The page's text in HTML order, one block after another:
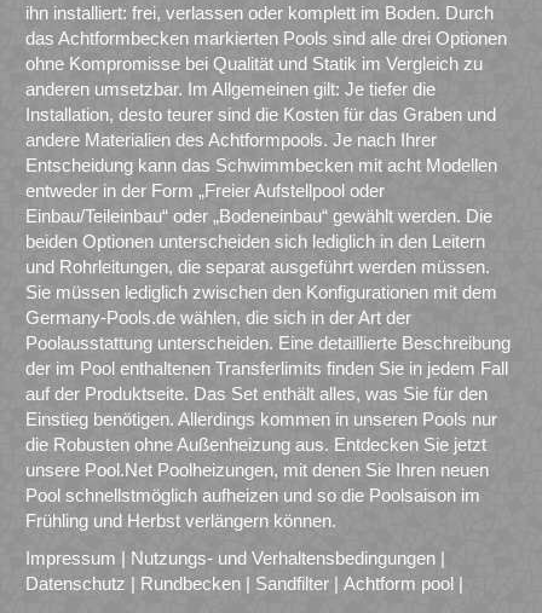
ihn installiert: frei, verlassen oder komplett im Boden. Durch
das Achtformbecken markierten Pools sind alle drei Optionen
ohne Kompromisse bei Qualität und Statik im Vergleich zu
anderen umsetzbar. Im Allgemeinen gilt: Je tiefer die
Installation, desto teurer sind die Kosten für das Graben und
andere Materialien des Achtformpools. Je nach Ihrer
Entscheidung kann das Schwimmbecken mit acht Modellen
entweder in der Form „Freier Aufstellpool oder
Einbau/Teileinbau“ oder „Bodeneinbau“ gewählt werden. Die
beiden Optionen unterscheiden sich lediglich in den Leitern
und Rohrleitungen, die separat ausgeführt werden müssen.
Sie müssen lediglich zwischen den Konfigurationen mit dem
Germany-Pools.de wählen, die sich in der Art der
Poolausstattung unterscheiden. Eine detaillierte Beschreibung
der im Pool enthaltenen Transferlimits finden Sie in jedem Fall
auf der Produktseite. Das Set enthält alles, was Sie für den
Einstieg benötigen. Allerdings kommen in unseren Pools nur
die Robusten ohne Außenheizung aus. Entdecken Sie jetzt
unsere Pool.Net Poolheizungen, mit denen Sie Ihren neuen
Pool schnellstmöglich aufheizen und so die Poolsaison im
Frühling und Herbst verlängern können.
Impressum
Nutzungs- und Verhaltensbedingungen
Datenschutz
Rundbecken Sandfilter Achtform pool